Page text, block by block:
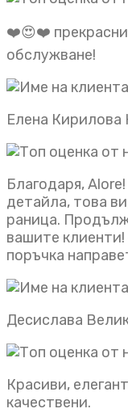
❤️😍❤️ прекрасни
обслужване!
Елена Кирилова
Благодаря,
детайла, това
раница.
вашите клиенти!
поръчка
Десислава
Красиви,
качествени.